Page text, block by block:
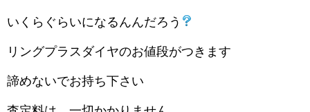
いくらぐらいになるんんだろう
リングプラスダイヤのお値段がつきます
諦めないでお持ち下さい